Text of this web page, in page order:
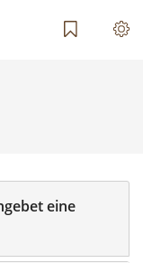
eine